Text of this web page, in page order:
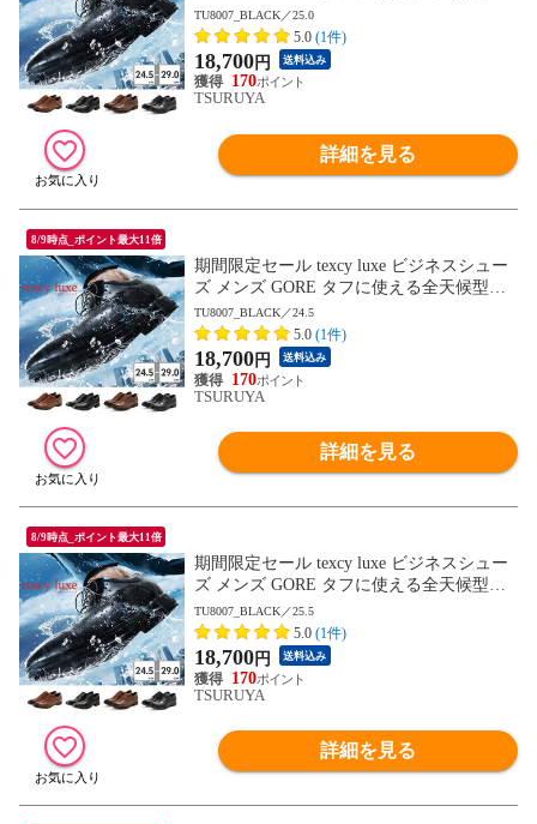
ジネスシューズ TU8001 TU8002 TU8003 T
U8004 TU8005 TU8006 TU8007 テクシーリ
ュクス GORE-TEX ゴアテックス ゆったり
幅 3E 4E
TU8007_BLACK／25.0
5.0 (1件)
18,700円 送料込み
170
TSURUYA
詳細を見る
8/9時点_ポイント最大11倍
期間限定セール texcy luxe ビジネスシュー
ズ メンズ GORE タフに使える全天候型ビ
ジネスシューズ TU8001 TU8002 TU8003 T
U8004 TU8005 TU8006 TU8007 テクシーリ
ュクス GORE-TEX ゴアテックス ゆったり
幅 3E 4E
TU8007_BLACK／24.5
5.0 (1件)
18,700円 送料込み
170
TSURUYA
詳細を見る
8/9時点_ポイント最大11倍
期間限定セール texcy luxe ビジネスシュー
ズ メンズ GORE タフに使える全天候型ビ
ジネスシューズ TU8001 TU8002 TU8003 T
U8004 TU8005 TU8006 TU8007 テクシーリ
ュクス GORE-TEX ゴアテックス ゆったり
幅 3E 4E
TU8007_BLACK／25.5
5.0 (1件)
18,700円 送料込み
170
TSURUYA
詳細を見る